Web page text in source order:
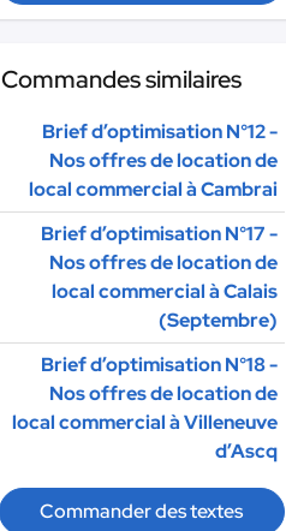
Commandes similaires
Brief d’optimisation N°12 -
Nos offres de location de
local commercial à Cambrai
Brief d’optimisation N°17 -
Nos offres de location de
local commercial à Calais
(Septembre)
Brief d’optimisation N°18 -
Nos offres de location de
local commercial à Villeneuve
d’Ascq
Commander des textes